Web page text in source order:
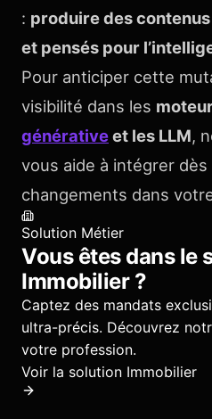
: produire des
et pensés pour
Pour anticiper cette
visibilité dans les
générativeet les LLM,
vous aide à intégrer dès
changements dans
Solution Métier
Vous êtes dans le
Immobilier?
Captez des mandats
ultra-précis. Découvrez
votre profession.
Voir la solution Immobilier